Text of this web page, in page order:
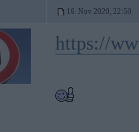
16. Nov 2020, 22:50
https://